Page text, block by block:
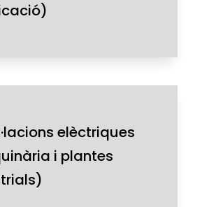
elèctriques
i plantes